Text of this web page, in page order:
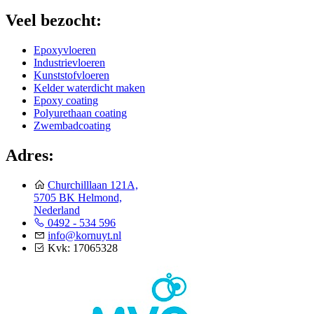
Veel bezocht:
Epoxyvloeren
Industrievloeren
Kunststofvloeren
Kelder waterdicht maken
Epoxy coating
Polyurethaan coating
Zwembadcoating
Adres:
Churchilllaan 121A,
5705 BK Helmond,
Nederland
0492 - 534 596
info@kornuyt.nl
Kvk: 17065328